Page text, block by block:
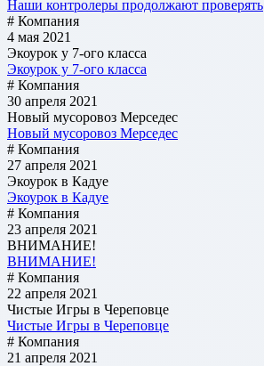
Наши контролеры продолжают проверять
# Компания
4 мая 2021
Экоурок у 7-ого класса
Экоурок у 7-ого класса
# Компания
30 апреля 2021
Новый мусоровоз Мерседес
Новый мусоровоз Мерседес
# Компания
27 апреля 2021
Экоурок в Кадуе
Экоурок в Кадуе
# Компания
23 апреля 2021
ВНИМАНИЕ!
ВНИМАНИЕ!
# Компания
22 апреля 2021
Чистые Игры в Череповце
Чистые Игры в Череповце
# Компания
21 апреля 2021